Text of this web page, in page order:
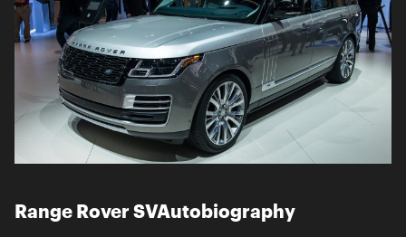
Range Rover SVAutobiography